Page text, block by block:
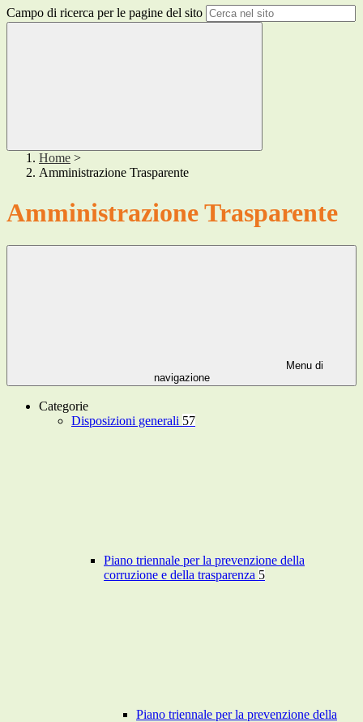
Campo di ricerca per le pagine del sito
Home >
Amministrazione Trasparente
Amministrazione Trasparente
Menu di
navigazione
Categorie
Disposizioni generali 57
Piano triennale per la prevenzione della
corruzione e della trasparenza 5
Piano triennale per la prevenzione della